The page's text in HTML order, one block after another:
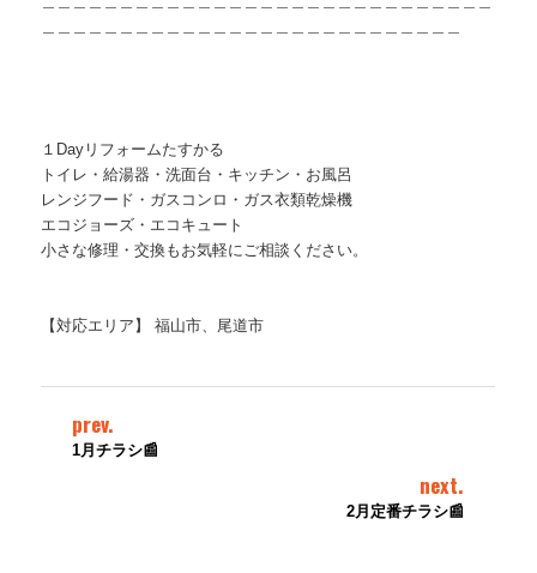
１Dayリフォームたすかる
トイレ・給湯器・洗面台・キッチン・お風呂
レンジフード・ガスコンロ・ガス衣類乾燥機
エコジョーズ・エコキュート
小さな修理・交換もお気軽にご相談ください。
【対応エリア】 福山市、尾道市
prev.
1月チラシ📰
next.
2月定番チラシ📰